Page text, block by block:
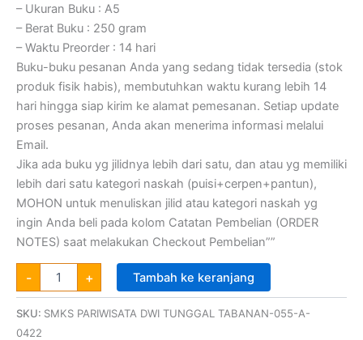
– Ukuran Buku : A5
– Berat Buku : 250 gram
– Waktu Preorder : 14 hari
Buku-buku pesanan Anda yang sedang tidak tersedia (stok
produk fisik habis), membutuhkan waktu kurang lebih 14
hari hingga siap kirim ke alamat pemesanan. Setiap update
proses pesanan, Anda akan menerima informasi melalui
Email.
Jika ada buku yg jilidnya lebih dari satu, dan atau yg memiliki
lebih dari satu kategori naskah (puisi+cerpen+pantun),
MOHON untuk menuliskan jilid atau kategori naskah yg
ingin Anda beli pada kolom Catatan Pembelian (ORDER
NOTES) saat melakukan Checkout Pembelian””
- + Tambah ke keranjang
SKU: SMKS PARIWISATA DWI TUNGGAL TABANAN-055-A-
0422